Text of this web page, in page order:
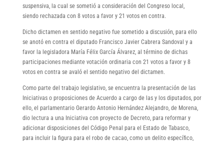
suspensiva, la cual se sometió a consideración del Congreso local,
siendo rechazada con 8 votos a favor y 21 votos en contra.
Dicho dictamen en sentido negativo fue sometido a discusión, para ello
se anotó en contra el diputado Francisco Javier Cabrera Sandoval y a
favor la legisladora María Félix García Álvarez, al término de dichas
participaciones mediante votación ordinaria con 21 votos a favor y 8
votos en contra se avaló el sentido negativo del dictamen.
Como parte del trabajo legislativo, se encuentra la presentación de las
Iniciativas o proposiciones de Acuerdo a cargo de las y los diputados, por
ello, el parlamentario Gerardo Antonio Hernández Alejandro, de Morena,
dio lectura a una Iniciativa con proyecto de Decreto, para reformar y
adicionar disposiciones del Código Penal para el Estado de Tabasco,
para incluir la figura para el robo de cacao, como un delito específico,